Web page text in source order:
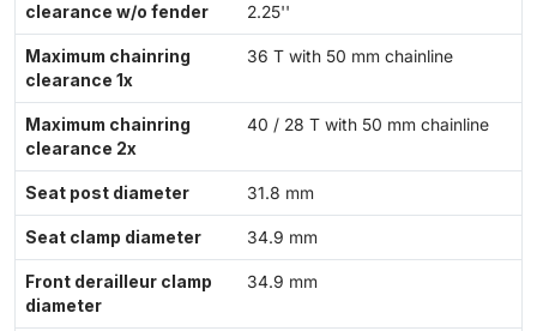
clearance w/o fender
2.25''
Maximum chainring
clearance 1x
36 T with 50 mm chainline
Maximum chainring
clearance 2x
40 / 28 T with 50 mm chainline
Seat post diameter 31.8 mm
Seat clamp diameter 34.9 mm
Front derailleur clamp
diameter
34.9 mm